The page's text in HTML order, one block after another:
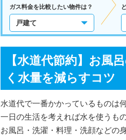
ガス料金を比較したい物件は？
【水道代節約】お風
く水量を減らすコツ
水道代で一番かかっているものは
一日の生活を考えれば水を使うも
お風呂・洗濯・料理・洗顔などの